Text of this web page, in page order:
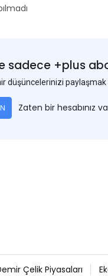
sadece +plus
düşüncelerinizi
Zaten bir hesabınız
Çelik Piyasaları